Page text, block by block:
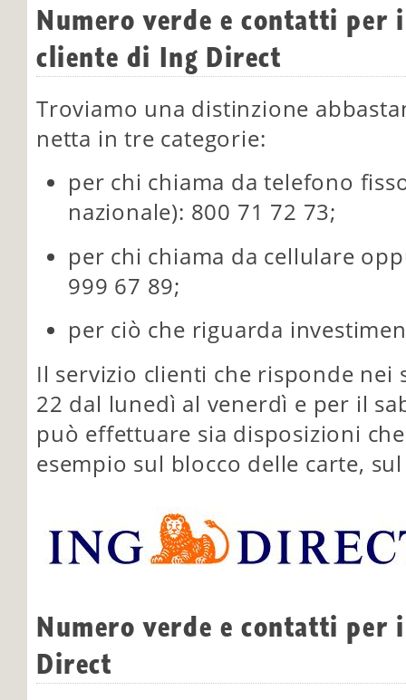
Numero verde e contatti per
cliente di Ing Direct
Troviamo una distinzione
netta in tre categorie:
per chi chiama da telefono
nazionale): 800 71 72 73;
per chi chiama da cellulare
999 67 89;
per ciò che riguarda
Il servizio clienti che risponde nei
22 dal lunedì al venerdì e per il
può effettuare sia disposizioni
esempio sul blocco delle carte,
Numero verde e contatti per
Direct